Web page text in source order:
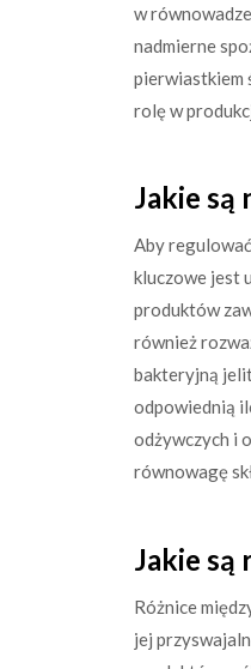
w
nadmierne
pierwiastkiem
rolę w
Jakie są
Aby
kluczowe jest
produktów
również
bakteryjną
odpowiednią
odżywczych i
równowagę
Jakie są
Różnice
jej